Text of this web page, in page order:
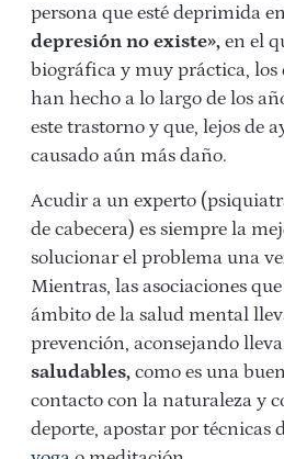
persona que esté deprimida
depresión no existe», en el
biográfica y muy práctica, los
han hecho a lo largo de los
este trastorno y que, lejos de
causado aún más daño.
Acudir a un experto
de cabecera) es siempre la
solucionar el problema una
Mientras, las asociaciones
ámbito de la salud mental
prevención, aconsejando
saludables, como es una
contacto con la naturaleza y
deporte, apostar por técnicas